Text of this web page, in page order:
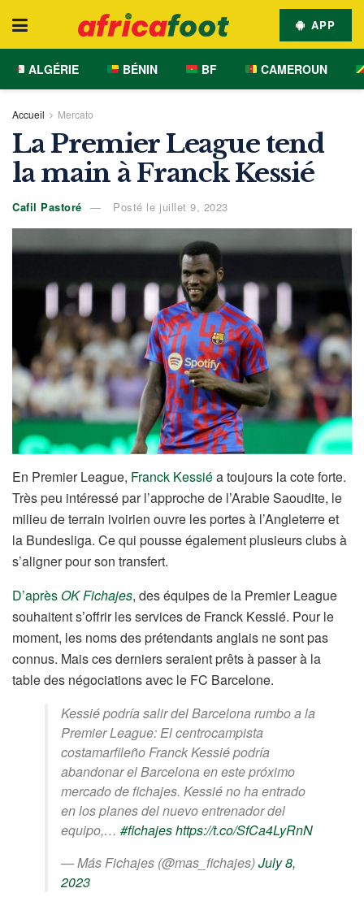
APP
ALGÉRIE BÉNIN BF CAMEROUN
Accueil Mercato
La Premier League tend
la main à Franck Kessié
Cafil Pastoré Posté le juillet 9, 2023
En Premier League, Franck Kessiéa toujours la cote forte.
Très peu intéressé par l’approche de l’Arabie Saoudite, le
milieu de terrain ivoirien ouvre les portes à l’Angleterre et
la Bundesliga. Ce qui pousse également plusieurs clubs à
s’aligner pour son transfert.
D’aprèsOK Fichajes, des équipes de la Premier League
souhaitent s’offrir les services de Franck Kessié. Pour le
moment, les noms des prétendants anglais ne sont pas
connus. Mais ces derniers seraient prêts à passer à la
table des négociations avec le FC Barcelone.
Kessié podría salir del Barcelona rumbo a la
Premier League: El centrocampista
costamarfileño Franck Kessié podría
abandonar el Barcelona en este próximo
mercado de fichajes. Kessié no ha entrado
en los planes del nuevo entrenador del
equipo,… #fichajeshttps://t.co/SfCa4LyRnN
— Más Fichajes (@mas_fichajes)July 8,
2023